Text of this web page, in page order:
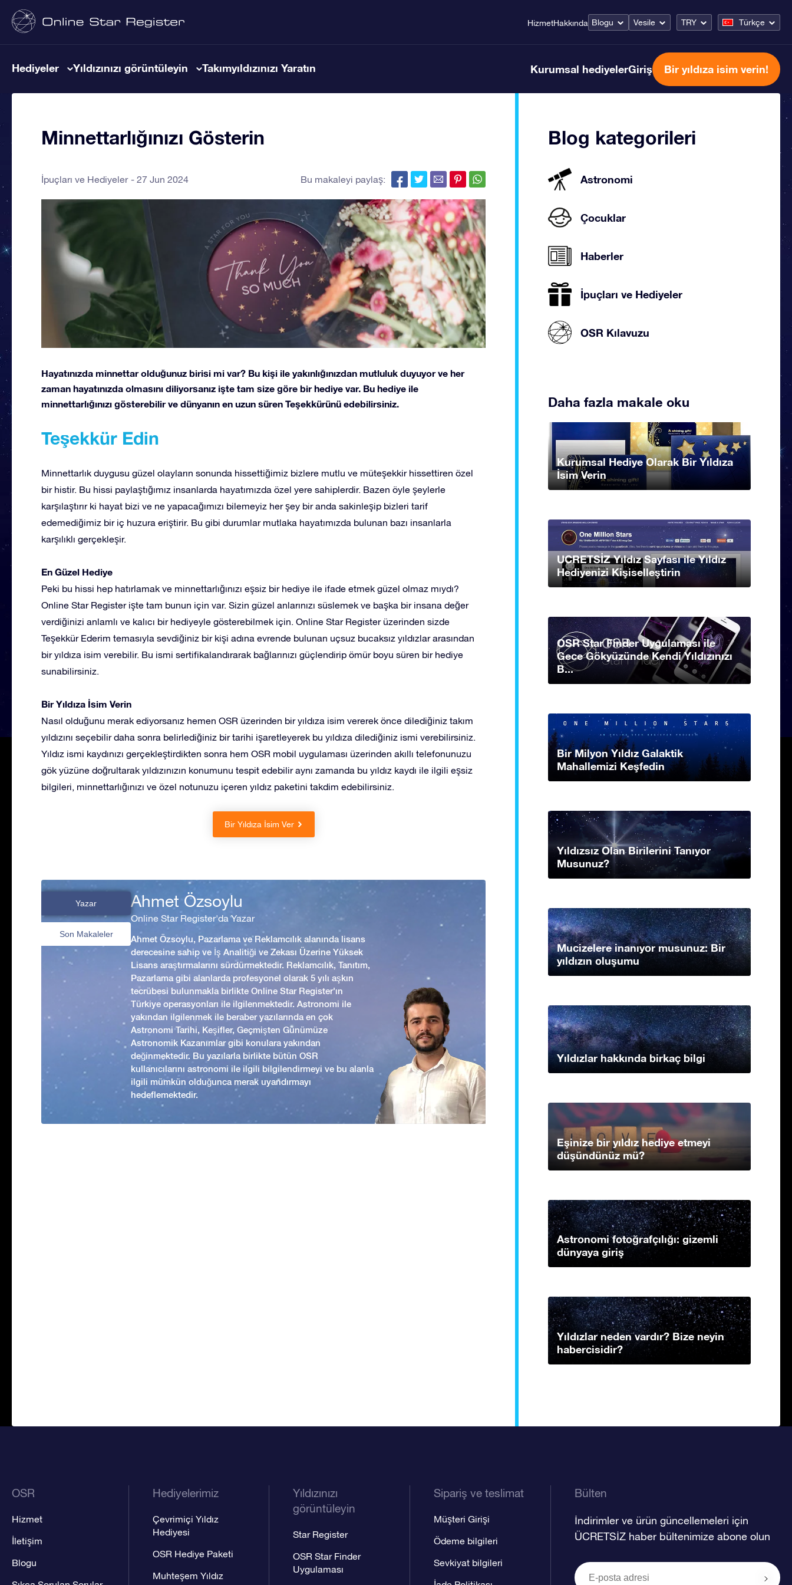
HizmetHakkında Blogu Vesile TRY Türkçe
Hediyeler Yıldızınızı görüntüleyin Takımyıldızınızı Yaratın Kurumsal hediyelerGiriş Bir yıldıza isim verin!
Minnettarlığınızı Gösterin
İpuçları ve Hediyeler 27 Jun 2024 Bu makaleyi paylaş:
Hayatınızda minnettar olduğunuz birisi mi var? Bu kişi ile yakınlığınızdan mutluluk duyuyor ve her
zaman hayatınızda olmasını diliyorsanız işte tam size göre bir hediye var. Bu hediye ile
minnettarlığınızı gösterebilir ve dünyanın en uzun süren Teşekkürünü edebilirsiniz.
Teşekkür Edin
Minnettarlık duygusu güzel olayların sonunda hissettiğimiz bizlere mutlu ve müteşekkir hissettiren özel
bir histir. Bu hissi paylaştığımız insanlarda hayatımızda özel yere sahiplerdir. Bazen öyle şeylerle
karşılaştırır ki hayat bizi ve ne yapacağımızı bilemeyiz her şey bir anda sakinleşip bizleri tarif
edemediğimiz bir iç huzura eriştirir. Bu gibi durumlar mutlaka hayatımızda bulunan bazı insanlarla
karşılıklı gerçekleşir.
En Güzel Hediye
Peki bu hissi hep hatırlamak ve minnettarlığınızı eşsiz bir hediye ile ifade etmek güzel olmaz mıydı?
Online Star Register işte tam bunun için var. Sizin güzel anlarınızı süslemek ve başka bir insana değer
verdiğinizi anlamlı ve kalıcı bir hediyeyle gösterebilmek için. Online Star Register üzerinden sizde
Teşekkür Ederim temasıyla sevdiğiniz bir kişi adına evrende bulunan uçsuz bucaksız yıldızlar arasından
bir yıldıza isim verebilir. Bu ismi sertifikalandırarak bağlarınızı güçlendirip ömür boyu süren bir hediye
sunabilirsiniz.
Bir Yıldıza İsim Verin
Nasıl olduğunu merak ediyorsanız hemen OSR üzerinden bir yıldıza isim vererek önce dilediğiniz takım
yıldızını seçebilir daha sonra belirlediğiniz bir tarihi işaretleyerek bu yıldıza dilediğiniz ismi verebilirsiniz.
Yıldız ismi kaydınızı gerçekleştirdikten sonra hem OSR mobil uygulaması üzerinden akıllı telefonunuzu
gök yüzüne doğrultarak yıldızınızın konumunu tespit edebilir aynı zamanda bu yıldız kaydı ile ilgili eşsiz
bilgileri, minnettarlığınızı ve özel notunuzu içeren yıldız paketini takdim edebilirsiniz.
Bir Yıldıza İsim Ver
Yazar
Son Makaleler
Ahmet Özsoylu
Online Star Register'da Yazar
Ahmet Özsoylu, Pazarlama ve Reklamcılık alanında lisans
derecesine sahip ve İş Analitiği ve Zekası Üzerine Yüksek
Lisans araştırmalarını sürdürmektedir. Reklamcılık, Tanıtım,
Pazarlama gibi alanlarda profesyonel olarak 5 yılı aşkın
tecrübesi bulunmakla birlikte Online Star Register'ın
Türkiye operasyonları ile ilgilenmektedir. Astronomi ile
yakından ilgilenmek ile beraber yazılarında en çok
Astronomi Tarihi, Keşifler, Geçmişten Günümüze
Astronomik Kazanımlar gibi konulara yakından
değinmektedir. Bu yazılarla birlikte bütün OSR
kullanıcılarını astronomi ile ilgili bilgilendirmeyi ve bu alanla
ilgili mümkün olduğunca merak uyandırmayı
hedeflemektedir.
Blog kategorileri
Astronomi
Çocuklar
Haberler
İpuçları ve Hediyeler
OSR Kılavuzu
Daha fazla makale oku
Kurumsal Hediye Olarak Bir Yıldıza
İsim Verin
UCRETSİZ Yıldız Sayfası ile Yıldız
Hediyenizi Kişiselleştirin
OSR Star Finder Uygulaması ile
Gece Gökyüzünde Kendi Yıldızınızı
B...
Bir Milyon Yıldız Galaktik
Mahallemizi Keşfedin
Yıldızsız Olan Birilerini Tanıyor
Musunuz?
Mucizelere inanıyor musunuz: Bir
yıldızın oluşumu
Yıldızlar hakkında birkaç bilgi
Eşinize bir yıldız hediye etmeyi
düşündünüz mü?
Astronomi fotoğrafçılığı: gizemli
dünyaya giriş
Yıldızlar neden vardır? Bize neyin
habercisidir?
OSR
Hizmet
İletişim
Blogu
Hediyelerimiz
Çevrimiçi Yıldız
Hediyesi
OSR Hediye Paketi
Muhteşem Yıldız
Yıldızınızı
görüntüleyin
Star Register
OSR Star Finder
Uygulaması
Sipariş ve teslimat
Müşteri Girişi
Ödeme bilgileri
Sevkiyat bilgileri
Bülten
İndirimler ve ürün güncellemeleri için
ÜCRETSİZ haber bültenimize abone olun